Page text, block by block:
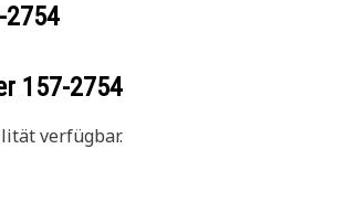
2754
157-2754
verfügbar.